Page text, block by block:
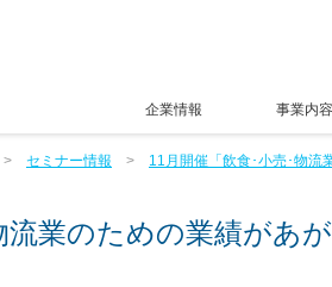
企業情報 事業内容
セミナー情報 11月開催「飲食･小売･物流
流業のための業績があ